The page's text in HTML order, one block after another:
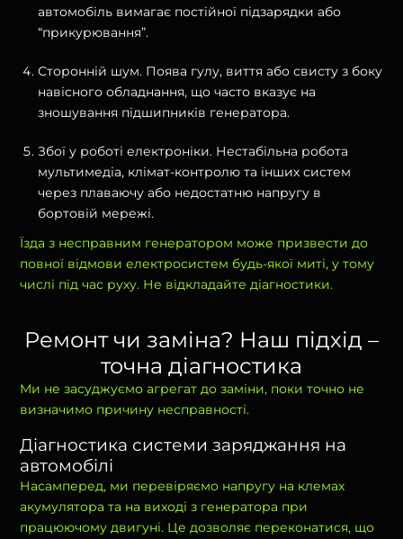
автомобіль вимагає постійної підзарядки або
“прикурювання”.
Сторонній шум. Поява гулу, виття або свисту з боку
навісного обладнання, що часто вказує на
зношування підшипників генератора.
Збої у роботі електроніки. Нестабільна робота
мультимедіа, клімат-контролю та інших систем
через плаваючу або недостатню напругу в
бортовій мережі.
Їзда з несправним генератором може призвести до
повної відмови електросистем будь-якої миті, у тому
числі під час руху. Не відкладайте діагностики.
Ремонт чи заміна? Наш підхід –
точна діагностика
Ми не засуджуємо агрегат до заміни, поки точно не
визначимо причину несправності.
Діагностика системи заряджання на
автомобілі
Насамперед, ми перевіряємо напругу на клемах
акумулятора та на виході з генератора при
працюючому двигуні. Це дозволяє переконатися, що